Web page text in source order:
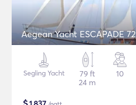
Aegean Yacht ESCAPADE 72
Segling Yacht
79 ft
24 m
10